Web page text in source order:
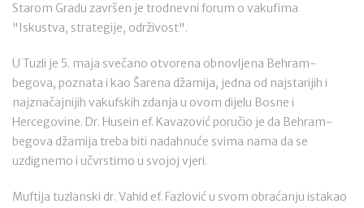
Starom Gradu završen je trodnevni forum o vakufima
"Iskustva, strategije, održivost".
U Tuzli je 5. maja svečano otvorena obnovljena Behram-
begova, poznata i kao Šarena džamija, jedna od najstarijih i
najznačajnijih vakufskih zdanja u ovom dijelu Bosne i
Hercegovine. Dr. Husein ef. Kavazović poručio je da Behram-
begova džamija treba biti nadahnuće svima nama da se
uzdignemo i učvrstimo u svojoj vjeri.
Muftija tuzlanski dr. Vahid ef. Fazlović u svom obraćanju istakao